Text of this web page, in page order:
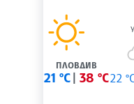
ПЛОВДИВ
21 °C 38 °C22 °C